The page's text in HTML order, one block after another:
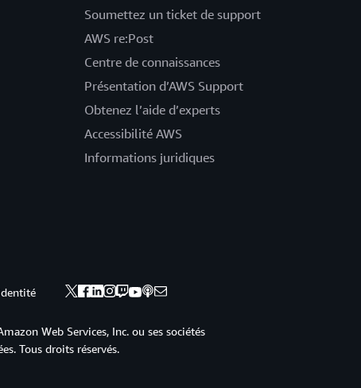
Soumettez un ticket de support
AWS re:Post
Centre de connaissances
Présentation d’AWS Support
Obtenez l’aide d’experts
Accessibilité AWS
Informations juridiques
Web Services, Inc. ou ses sociétés
Tous droits réservés.